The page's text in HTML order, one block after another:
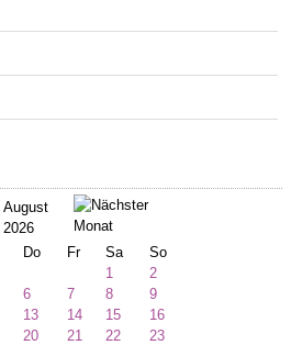
August
2026
Do Fr Sa
So
1
2
6 7 8
9
13 14 15
16
20 21 22
23